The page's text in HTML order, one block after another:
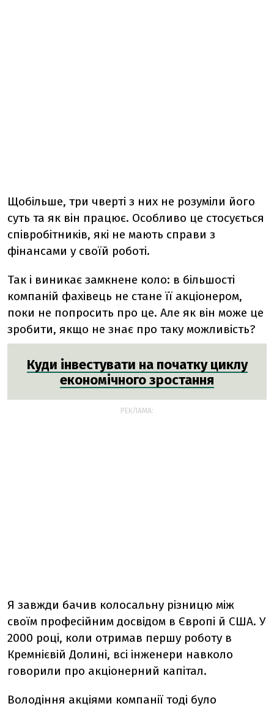
Щобільше, три чверті з них не розуміли його
суть та як він працює. Особливо це стосується
співробітників, які не мають справи з
фінансами у своїй роботі.
Так і виникає замкнене коло: в більшості
компаній фахівець не стане її акціонером,
поки не попросить про це. Але як він може це
зробити, якщо не знає про таку можливість?
Куди інвестувати на початку циклу
економічного зростання
РЕКЛАМА:
Я завжди бачив колосальну різницю між
своїм професійним досвідом в Європі й США. У
2000 році, коли отримав першу роботу в
Кремнієвій Долині, всі інженери навколо
говорили про акціонерний капітал.
Володіння акціями компанії тоді було